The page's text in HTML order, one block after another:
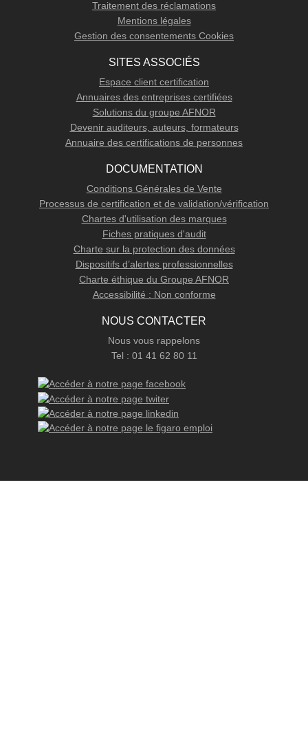
Traitement des réclamations
Mentions légales
Gestion des consentements Cookies
SITES ASSOCIÉS
Espace client certification
Annuaires des entreprises certifiées
Solutions du groupe AFNOR
Devenir auditeurs, auteurs, formateurs
Annuaire des certifications de personnes
DOCUMENTATION
Conditions Générales de Vente
Processus de certification et de validation/vérification
Chartes d'utilisation des marques
Fiches pratiques d'audit
Charte sur la protection des données
Dispositifs d’alertes professionnelles
Charte éthique du Groupe AFNOR
Accessibilité : Non conforme
NOUS CONTACTER
Nous vous rappelons
Tel : 01 41 62 80 11